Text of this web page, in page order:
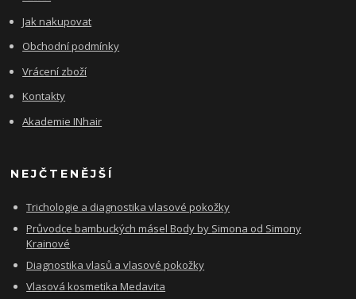
Jak nakupovat
Obchodní podmínky
Vrácení zboží
Kontakty
Akademie INhair
NEJČTENĚJŠÍ
Trichologie a diagnostika vlasové pokožky
Průvodce bambuckých másel Body by Simona od Simony
Krainové
Diagnostika vlasů a vlasové pokožky
Vlasová kosmetika Medavita